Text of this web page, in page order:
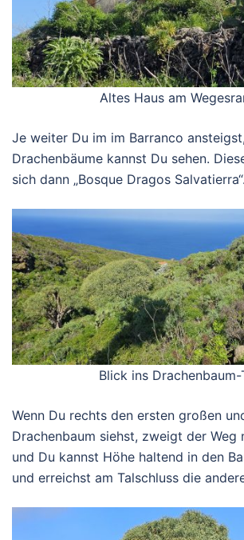
Altes Haus am
Je weiter Du im im Barranco
Drachenbäume kannst Du sehen.
sich dann „Bosque Dragos Salvatierra“.
Blick ins Drachenbaum-
Wenn Du rechts den ersten großen
Drachenbaum siehst, zweigt der Weg
und Du kannst Höhe haltend in den
und erreichst am Talschluss die